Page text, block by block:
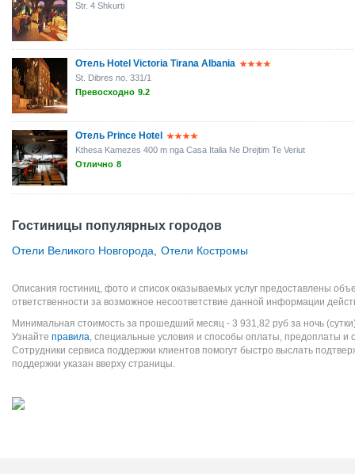
Str. 4 Shkurti
Отель Hotel Victoria Tirana Albania
St. Dibres no. 331/1
Превосходно 9.2
Отель Prince Hotel
Kthesa Kamezes 400 m nga Casa Italia Ne Drejtim Te Veriut
Отлично 8
Гостиницы популярных городов
Отели Великого Новгорода Отели Костромы
Описания гостиниц, фото и список оказываемых услуг предоставлены
ответственности за возможное несоответствие данной информации
Минимальная стоимость за прошедший месяц - 3 931,82 руб за ночь
Узнайте правила, специальные условия и способы оплаты, предоплаты и
Сотрудники сервиса поддержки клиентов помогут быстро выслать
поддержки указан вверху страницы.